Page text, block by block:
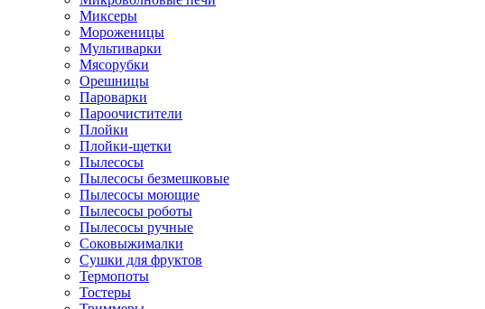
Миксеры
Мороженицы
Мультиварки
Мясорубки
Орешницы
Пароварки
Пароочистители
Плойки
Плойки-щетки
Пылесосы
Пылесосы безмешковые
Пылесосы моющие
Пылесосы роботы
Пылесосы ручные
Соковыжималки
Сушки для фруктов
Термопоты
Тостеры